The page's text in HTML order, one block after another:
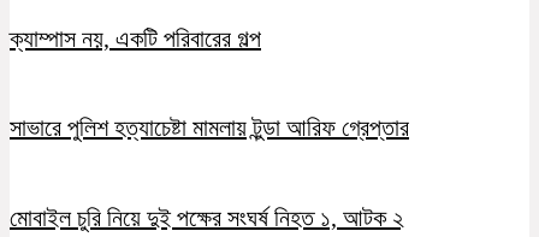
ক্যাম্পাস নয়, একটি পরিবারের গল্প
সাভারে পুলিশ হত্যাচেষ্টা মামলায় টুন্ডা আরিফ গ্রেপ্তার
মোবাইল চুরি নিয়ে দুই পক্ষের সংঘর্ষ নিহত ১, আটক ২